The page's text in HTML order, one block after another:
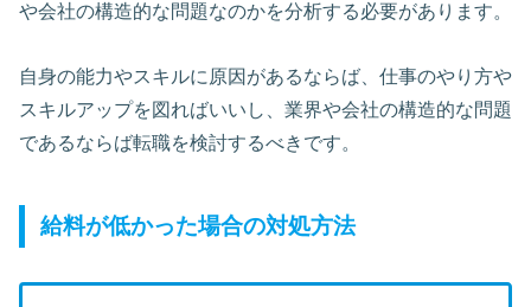
や会社の構造的な問題なのかを分析する必要があります。
自身の能力やスキルに原因があるならば、仕事のやり方や
スキルアップを図ればいいし、業界や会社の構造的な問題
であるならば転職を検討するべきです。
給料が低かった場合の対処方法